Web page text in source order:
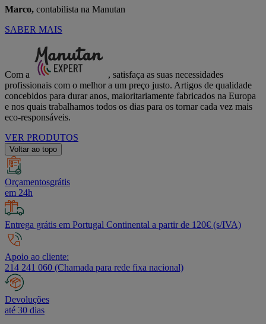
Marco, contabilista na Manutan
SABER MAIS
Com a
, satisfaça as suas necessidades
profissionais com o melhor a um preço justo. Artigos de qualidade
concebidos para durar anos, maioritariamente fabricados na Europa
e nos quais trabalhamos todos os dias para os tornar cada vez mais
eco-responsáveis.
VER PRODUTOS
Voltar ao topo
Orçamentosgrátis
em 24h
Entrega grátis em Portugal Continental a partir de 120€ (s/IVA)
Apoio ao cliente:
214 241 060 (Chamada para rede fixa nacional)
Devoluções
até 30 dias